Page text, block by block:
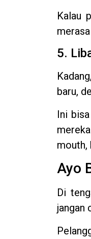
Kalau
5.
baru,
Ini
mouth,
Ayo
Di
jangan